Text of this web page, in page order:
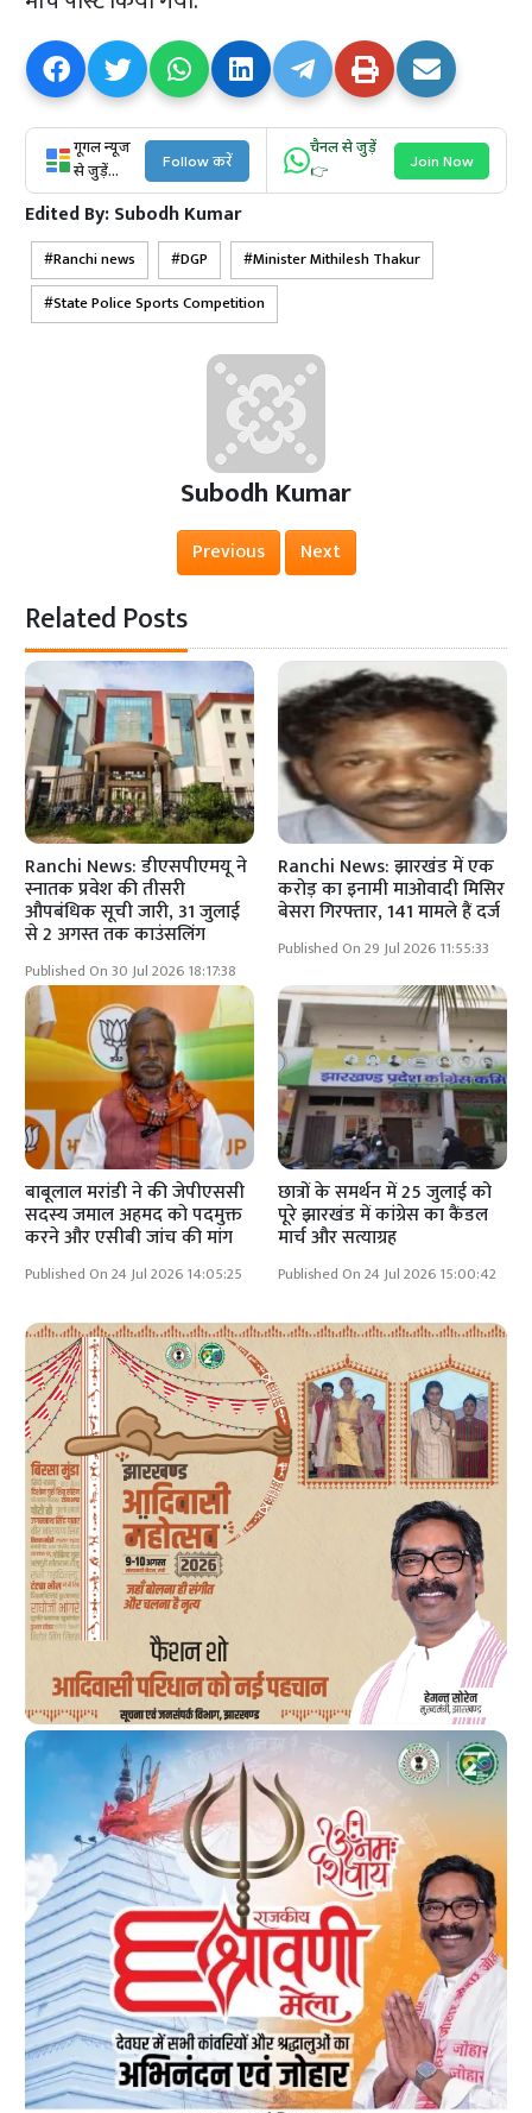
गूगल न्यूज
से जुड़ें...
Follow करें
चैनल से जुड़ें
👉
Join Now
Edited By:Subodh Kumar
Ranchi news DGP
Minister Mithilesh Thakur
State Police Sports Competition
Subodh Kumar
Previous Next
Related Posts
Ranchi News: डीएसपीएमयू ने
स्नातक प्रवेश की तीसरी
औपबंधिक सूची जारी, 31 जुलाई
से 2 अगस्त तक काउंसलिंग
Published On 30 Jul 2026 18:17:38
Ranchi News: झारखंड में एक
करोड़ का इनामी माओवादी मिसिर
बेसरा गिरफ्तार, 141 मामले हैं दर्ज
Published On 29 Jul 2026 11:55:33
बाबूलाल मरांडी ने की जेपीएससी
सदस्य जमाल अहमद को पदमुक्त
करने और एसीबी जांच की मांग
Published On 24 Jul 2026 14:05:25
छात्रों के समर्थन में 25 जुलाई को
पूरे झारखंड में कांग्रेस का कैंडल
मार्च और सत्याग्रह
Published On 24 Jul 2026 15:00:42